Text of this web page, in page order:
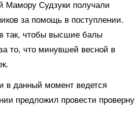
Мамору Судзуки получали
за помощь в поступлении.
так, чтобы высшие балы
то, что минувшей весной в
в данный момент ведется
предложил провести проверну